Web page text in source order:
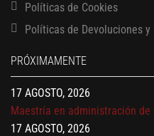
Políticas de Cookies
Políticas de Devoluciones y
PRÓXIMAMENTE
13 AGOSTO, 2026
17 AGOSTO, 2026
Gerencia de empresas
17 AGOSTO, 2026
Maestría en administración de
17 AGOSTO, 2026